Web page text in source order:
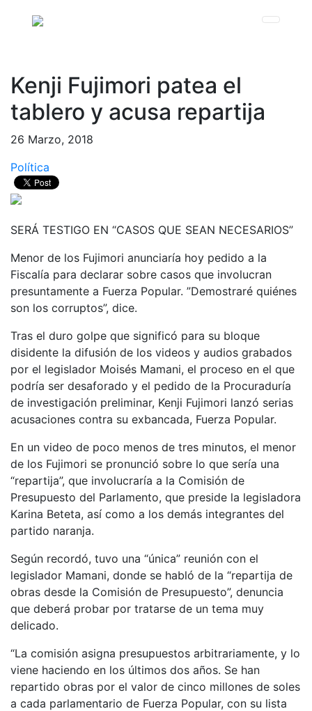
Kenji Fujimori patea el
tablero y acusa repartija
26 Marzo, 2018
Política
SERÁ TESTIGO EN “CASOS QUE SEAN NECESARIOS”
Menor de los Fujimori anunciaría hoy pedido a la
Fiscalía para declarar sobre casos que involucran
presuntamente a Fuerza Popular. ”Demostraré quiénes
son los corruptos”, dice.
Tras el duro golpe que significó para su bloque
disidente la difusión de los videos y audios grabados
por el legislador Moisés Mamani, el proceso en el que
podría ser desaforado y el pedido de la Procuraduría
de investigación preliminar, Kenji Fujimori lanzó serias
acusaciones contra su exbancada, Fuerza Popular.
En un video de poco menos de tres minutos, el menor
de los Fujimori se pronunció sobre lo que sería una
“repartija”, que involucraría a la Comisión de
Presupuesto del Parlamento, que preside la legisladora
Karina Beteta, así como a los demás integrantes del
partido naranja.
Según recordó, tuvo una “única” reunión con el
legislador Mamani, donde se habló de la “repartija de
obras desde la Comisión de Presupuesto”, denuncia
que deberá probar por tratarse de un tema muy
delicado.
“La comisión asigna presupuestos arbitrariamente, y lo
viene haciendo en los últimos dos años. Se han
repartido obras por el valor de cinco millones de soles
a cada parlamentario de Fuerza Popular, con su lista